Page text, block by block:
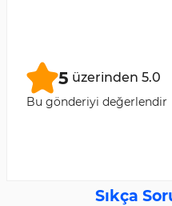
5 üzerinden 5.0
Bu gönderiyi değerlendir
Sıkça